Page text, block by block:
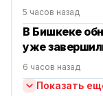
5 часов назад
В Бишкеке
уже
6 часов назад
Показать